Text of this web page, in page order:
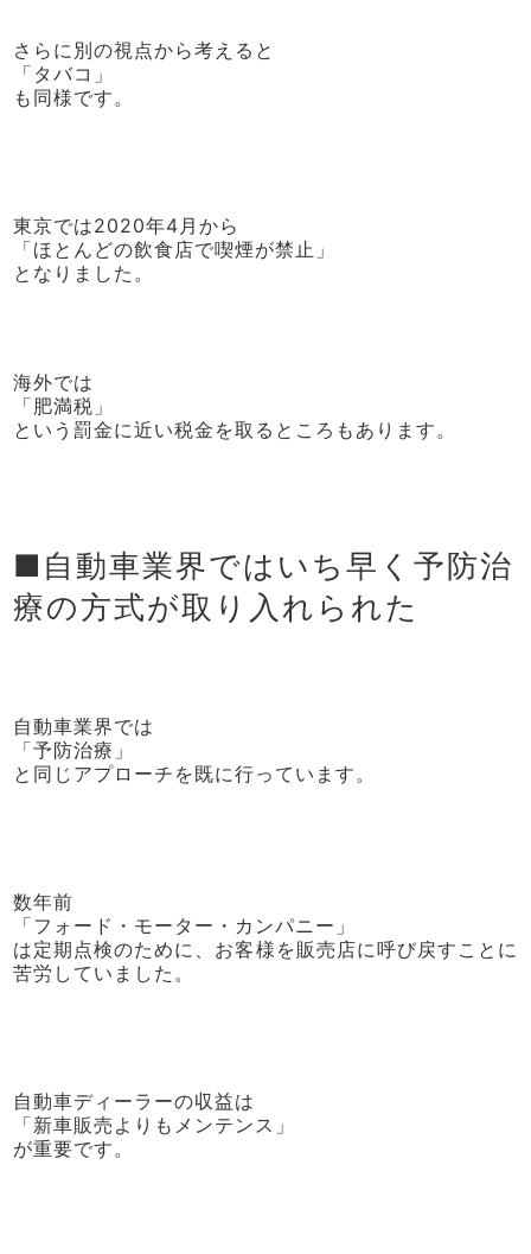
さらに別の視点から考えると
「タバコ」
も同様です。
東京では2020年4月から
「ほとんどの飲食店で喫煙が禁止」
となりました。
海外では
「肥満税」
という罰金に近い税金を取るところもあります。
■自動車業界ではいち早く予防治
療の方式が取り入れられた
自動車業界では
「予防治療」
と同じアプローチを既に行っています。
数年前
「フォード・モーター・カンパニー」
は定期点検のために、お客様を販売店に呼び戻すことに
苦労していました。
自動車ディーラーの収益は
「新車販売よりもメンテンス」
が重要です。